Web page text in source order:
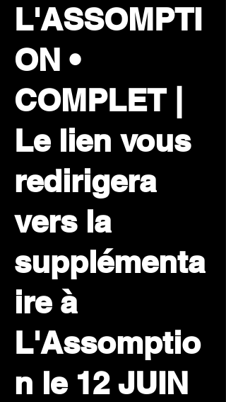
L'ASSOMPTI
ON •
COMPLET |
Le lien vous
redirigera
vers la
supplémenta
ire à
L'Assomptio
n le 12 JUIN